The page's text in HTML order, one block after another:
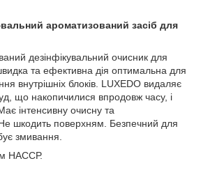
ароматизований засіб для
дезінфікувальний очисник для
та ефективна дія оптимальна для
внутрішніх блоків. LUXEDO видаляє
що накопичилися впродовж часу, і
інтенсивну очисну та
шкодить поверхням. Безпечний для
змивання.
НАССР.